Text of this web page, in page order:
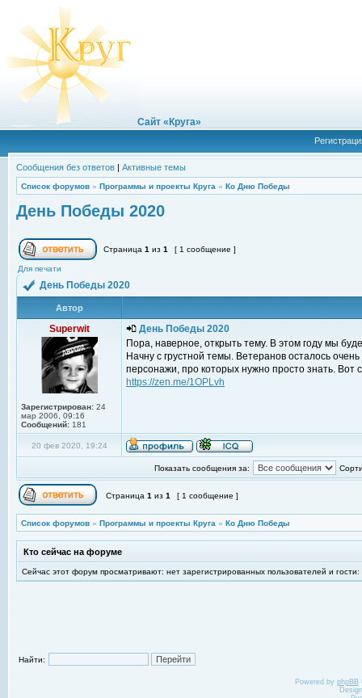
Сайт «Круга»
Сообщения без ответов | Активные темы
Список форумов » Программы и проекты Круга » Ко Дню Победы
День Победы 2020
Страница 1 из 1 [ 1 сообщение ]
Для печати
День Победы 2020
Автор
Superwit
Зарегистрирован: 24
мар 2006, 09:16
Сообщений: 181
День Победы 2020
Пора, наверное, открыть тему. В этом году мы
Начну с грустной темы. Ветеранов осталось
персонажи, про которых нужно просто знать. Вот
https://zen.me/1OPLvh
20 фев 2020, 19:24
Показать сообщения за:
Страница 1 из 1 [ 1 сообщение ]
Список форумов » Программы и проекты Круга » Ко Дню Победы
Кто сейчас на форуме
Сейчас этот форум просматривают: нет зарегистрированных пользователей и гости:
Найти:
Powered by phpBB